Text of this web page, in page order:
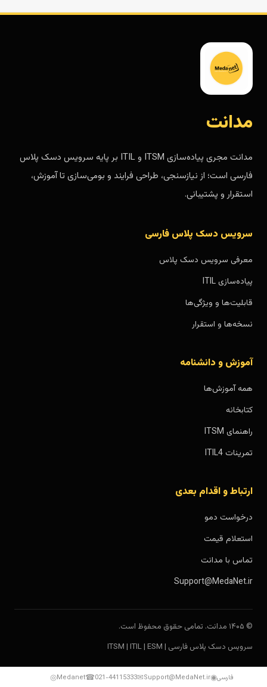
مدانت
مدانت مجری پیاده‌سازی ITSM و ITIL بر پایه سرویس دسک پلاس
فارسی است؛ از نیازسنجی، طراحی فرایند و بومی‌سازی تا آموزش،
استقرار و پشتیبانی.
سرویس دسک پلاس فارسی
معرفی سرویس دسک پلاس
پیاده‌سازی ITIL
قابلیت‌ها و ویژگی‌ها
نسخه‌ها و استقرار
آموزش و دانشنامه
همه آموزش‌ها
کتابخانه
راهنمای ITSM
تمرینات ITIL4
ارتباط و اقدام بعدی
درخواست دمو
استعلام قیمت
تماس با مدانت
Support@MedaNet.ir
© ۱۴۰۵ مدانت. تمامی حقوق محفوظ است.
سرویس دسک پلاس فارسی | ITSM | ITIL | ESM
◎Medanet☎021-44115333✉Support@MedaNet.ir◉فارسی